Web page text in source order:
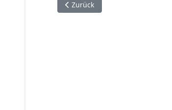
Vorheriger Beitrag: Anmeldung
Zurück